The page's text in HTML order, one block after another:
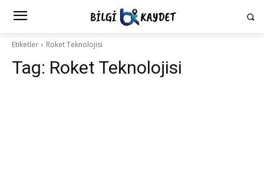
Etiketler Roket Teknolojisi
Tag: Roket Teknolojisi